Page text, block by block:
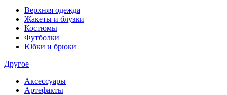
Верхняя одежда
Жакеты и блузки
Костюмы
Футболки
Юбки и брюки
Другое
Аксессуары
Артефакты